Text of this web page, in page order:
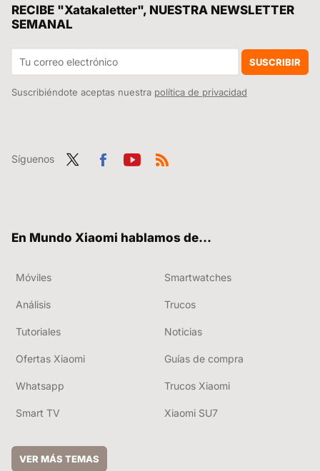
El tesoro oculto de los primeros Xiaomi no era solo su relación calidad-precio, sino lo fácil que era borrar Google del móvil
RECIBE "Xatakaletter", NUESTRA NEWSLETTER
SEMANAL
SUSCRIBIR
Suscribiéndote aceptas nuestra política de privacidad
Síguenos
En Mundo Xiaomi hablamos de...
Móviles Smartwatches
Análisis Trucos
Tutoriales Noticias
Ofertas Xiaomi Guías de compra
Whatsapp Trucos Xiaomi
Smart TV Xiaomi SU7
VER MÁS TEMAS